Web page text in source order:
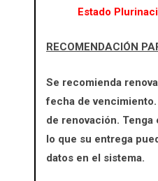
Estado
RECOMENDACIÓN
Se recomienda
fecha de
de renovación.
lo que su entrega
datos en el sistema.